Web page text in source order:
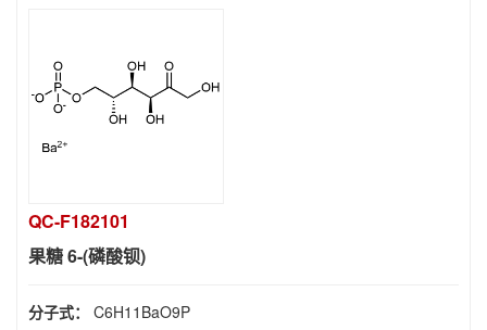
QC-F182101
果糖 6-(磷酸钡)
分子式： C6H11BaO9P